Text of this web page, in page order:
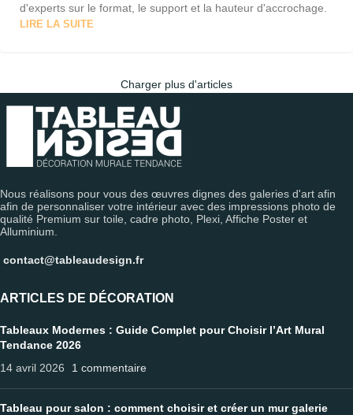
d'experts sur le format, le support et la hauteur d'accrochage.
LIRE LA SUITE
Charger plus d'articles
Nous réalisons pour vous des œuvres dignes des galeries d'art afin
afin de personnaliser votre intérieur avec des impressions photo de
qualité Premium sur toile, cadre photo, Plexi, Affiche Poster et
Alluminium.
contact@tableaudesign.fr
ARTICLES DE DÉCORATION
Tableaux Modernes : Guide Complet pour Choisir l’Art Mural
Tendance 2026
14 avril 2026
1 commentaire
Tableau pour salon : comment choisir et créer un mur galerie